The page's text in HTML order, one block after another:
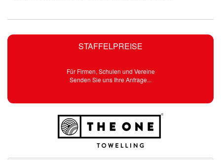
STAFFELPREISE
Für Firmen, Schulen und Vereine
Senden Sie uns Ihre Anfrage...